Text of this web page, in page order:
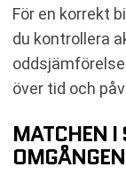
För en korrekt
du kontrollera
över tid och
MATCHEN
OMGÅNGEN